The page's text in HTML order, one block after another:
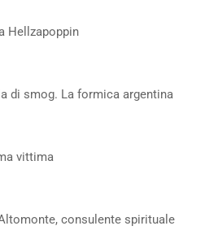
Hellzapoppin
di smog. La formica argentina
vittima
consulente spirituale